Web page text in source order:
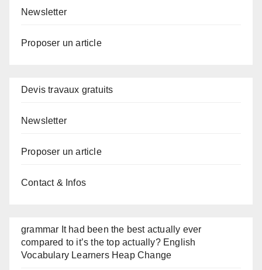
Newsletter
Proposer un article
Devis travaux gratuits
Newsletter
Proposer un article
Contact & Infos
grammar It had been the best actually ever
compared to it’s the top actually? English
Vocabulary Learners Heap Change